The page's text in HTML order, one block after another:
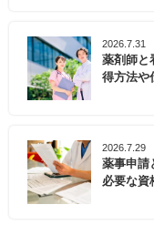
2026.7.31
薬剤師と
得方法や
2026.7.29
薬事申請
必要な資